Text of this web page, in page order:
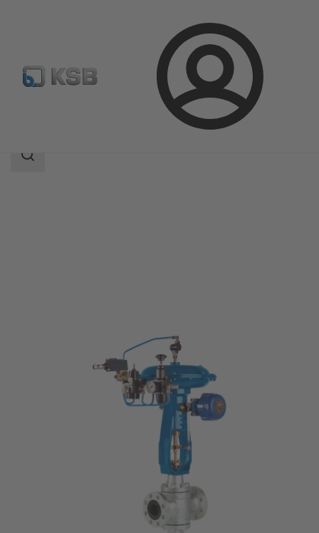
Login
MIL 81000
Sökomfattning